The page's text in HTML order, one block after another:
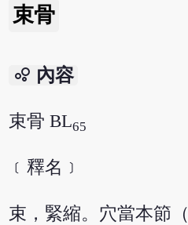
束骨
bubble_chart 內容
束骨 BL65
﹝釋名﹞
束，緊縮。穴當本節